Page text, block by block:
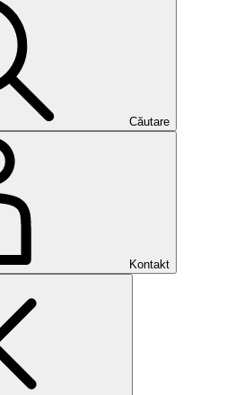
Căutare
Kontakt